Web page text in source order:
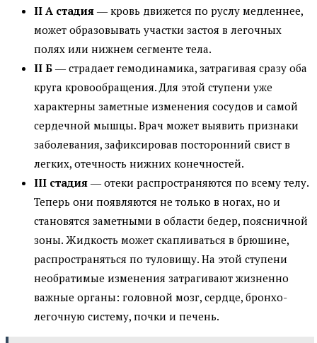
II A стадия ― кровь движется по руслу медленнее,
может образовывать участки застоя в легочных
полях или нижнем сегменте тела.
II Б ― страдает гемодинамика, затрагивая сразу оба
круга кровообращения. Для этой ступени уже
характерны заметные изменения сосудов и самой
сердечной мышцы. Врач может выявить признаки
заболевания, зафиксировав посторонний свист в
легких, отечность нижних конечностей.
III стадия ― отеки распространяются по всему телу.
Теперь они появляются не только в ногах, но и
становятся заметными в области бедер, поясничной
зоны. Жидкость может скапливаться в брюшине,
распространяться по туловищу. На этой ступени
необратимые изменения затрагивают жизненно
важные органы: головной мозг, сердце, бронхо-
легочную систему, почки и печень.